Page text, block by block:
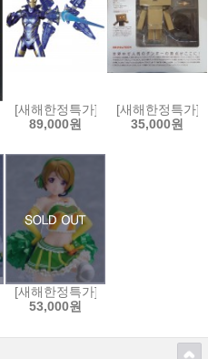
렛 스파이더(코믹 COMIC
정특가]S.H.Figuarts 스타워즈:북
[새해한정특가]MAFEX 마펙스
89,000원
[새해한정특가]
35,000원
- 영마 토렌트[4545784069653]
라이브 - 시라카미 후부키
[새해한정특가]figFIX 피그픽스
53,000원